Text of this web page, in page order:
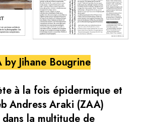
by Jihane Bougrine
à la fois épidermique et
Andress Araki (ZAA)
la multitude de